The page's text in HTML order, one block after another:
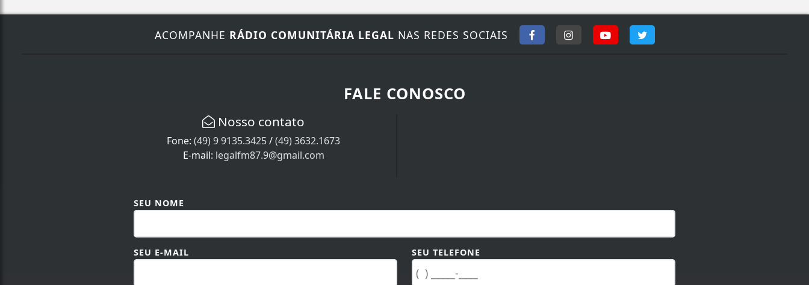
ACOMPANHE RÁDIO COMUNITÁRIA LEGAL NAS REDES SOCIAIS
FALE CONOSCO
Nosso contato
Fone:(49) 9 9135.3425/(49) 3632.1673
E-mail: legalfm87.9@gmail.com
SEU NOME
SEU E-MAIL SEU TELEFONE